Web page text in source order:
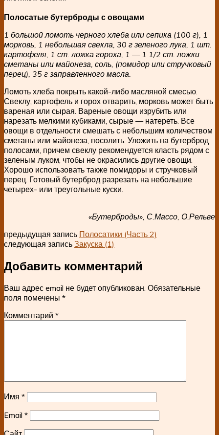
Полосатые бутерброды с овощами
1 большой ломоть черного хлеба или сепика (100 г), 1
морковь, 1 небольшая свекла, 30 г зеленого лука, 1 шт.
картофеля, 1 ст. ложка гороха, 1 — 1 1/2 ст. ложки
сметаны или майонеза, соль, (помидор или стручковый
перец), 35 г заправленного масла.
Ломоть хлеба покрыть какой-либо масляной смесью.
Свеклу, картофель и горох отварить, морковь может быть
вареная или сырая. Вареные овощи изрубить или
нарезать мелкими кубиками, сырые — натереть. Все
овощи в отдельности смешать с небольшим количеством
сметаны или майонеза, посолить. Уложить на бутерброд
полосами, причем свеклу рекомендуется класть рядом с
зеленым луком, чтобы не окрасились другие овощи.
Хорошо использовать также помидоры и стручковый
перец. Готовый бутерброд разрезать на небольшие
четырех- или треугольные куски.
«Бутерброды», С.Массо, О.Рельве
предыдущая запись Полосатики (Часть 2)
следующая запись Закуска (1)
Добавить комментарий
Ваш адрес email не будет опубликован. Обязательные
поля помечены *
Комментарий *
Имя *
Email *